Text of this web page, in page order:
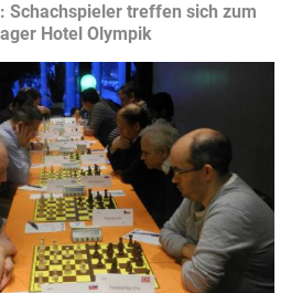
Schachspieler treffen sich zum
Hotel Olympik